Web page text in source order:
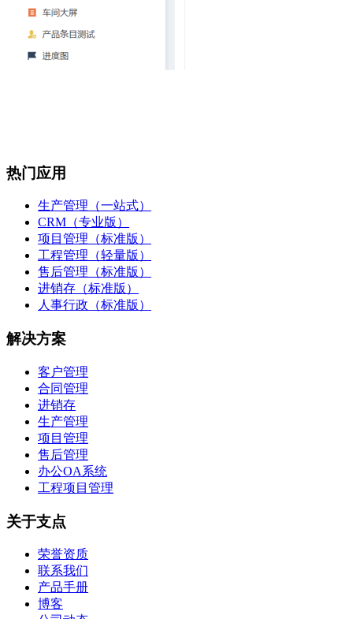
热门应用
生产管理（一站式）
CRM（专业版）
项目管理（标准版）
工程管理（轻量版）
售后管理（标准版）
进销存（标准版）
人事行政（标准版）
解决方案
客户管理
合同管理
进销存
生产管理
项目管理
售后管理
办公OA系统
工程项目管理
关于支点
荣誉资质
联系我们
产品手册
博客